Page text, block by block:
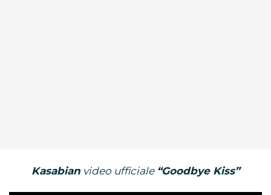
Kasabian video ufficiale “Goodbye Kiss”